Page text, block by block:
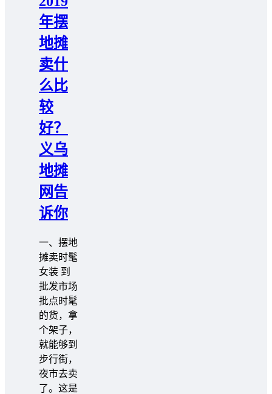
年摆
地摊
卖什
么比
较
好？
义乌
地摊
网告
诉你
一、摆地
摊卖时髦
女装 到
批发市场
批点时髦
的货，拿
个架子，
就能够到
步行街，
夜市去卖
了。这是